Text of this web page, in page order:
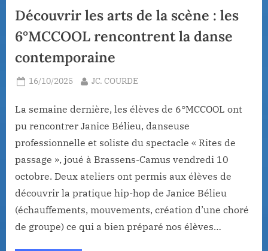
Découvrir les arts de la scène : les
6°MCCOOL rencontrent la danse
contemporaine
Posted
16/10/2025 By
JC. COURDE
La semaine dernière, les élèves de 6°MCCOOL ont
pu rencontrer Janice Bélieu, danseuse
professionnelle et soliste du spectacle « Rites de
passage », joué à Brassens-Camus vendredi 10
octobre. Deux ateliers ont permis aux élèves de
découvrir la pratique hip-hop de Janice Bélieu
(échauffements, mouvements, création d’une choré
de groupe) ce qui a bien préparé nos élèves…